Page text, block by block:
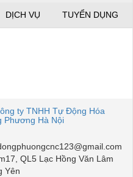
DỊCH VỤ TUYỂN DỤNG
ty TNHH Tự Động Hóa
Phương Hà Nội
QL5 Lạc Hồng Văn Lâm
Yên